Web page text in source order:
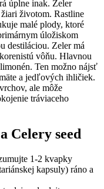
úplne inak. Zeler
životom. Rastline
malé plody, ktoré
úložiskom
destiláciou. Zeler má
vôňu. Hlavnou
Ten možno nájsť
a jedľových ihličiek.
ale môže
tráviaceho
Celery seed
1-2 kvapky
kapsuly) ráno a